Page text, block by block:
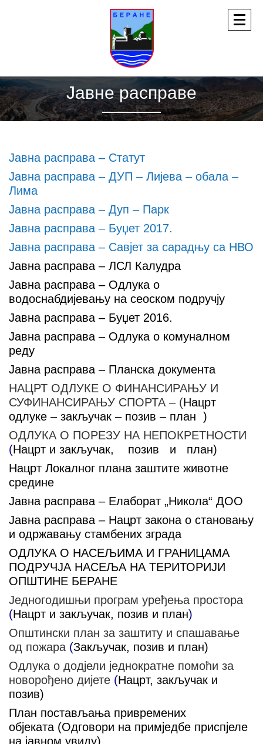
Јавне расправе
Јавна расправа – Статут
Јавна расправа – ДУП – Лијева – обала –
Лима
Јавна расправa – Дуп – Парк
Јавна расправа – Буџет 2017.
Јавна расправа – Савјет за сарадњу са НВО
Јавна расправа – ЛСЛ Калудра
Јавна расправа – Одлука о
водоснабдијевању на сеоском подручју
Јавна расправа – Буџет 2016.
Јавнa расправa – Одлукa о комуналном
реду
Јавна расправа – Планска документа
НАЦРТ ОДЛУКЕ О ФИНАНСИРАЊУ И
СУФИНАНСИРАЊУ СПОРТА – (Нацрт
одлуке – закључак – позив – план )
ОДЛУКA О ПОРЕЗУ НА НЕПОКРЕТНОСТИ
(Нацрт и закључак, позив и план)
Нацрт Локалног плана заштите животне
средине
Јавна расправа – Елаборат „Никола“ ДОО
Јавна расправа – Нацрт закона о становању
и одржавању стамбених зграда
ОДЛУКА О НАСЕЉИМА И ГРАНИЦАМА
ПОДРУЧЈА НАСЕЉА НА ТЕРИТОРИЈИ
ОПШТИНЕ БЕРАНЕ
Једногодишњи програм уређења простора
(Нацрт и закључак, позив и план)
Општински план за заштиту и спашавање
од пожара (Закључак, позив и план)
Одлукa о додјели једнократне помоћи за
новорођено дијете (Нацрт, закључак и
позив)
План постављања привремених
објеката(Одговори на примједбе приспјеле
на јавном увиду)